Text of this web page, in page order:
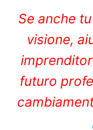
Se anche
visione,
futuro